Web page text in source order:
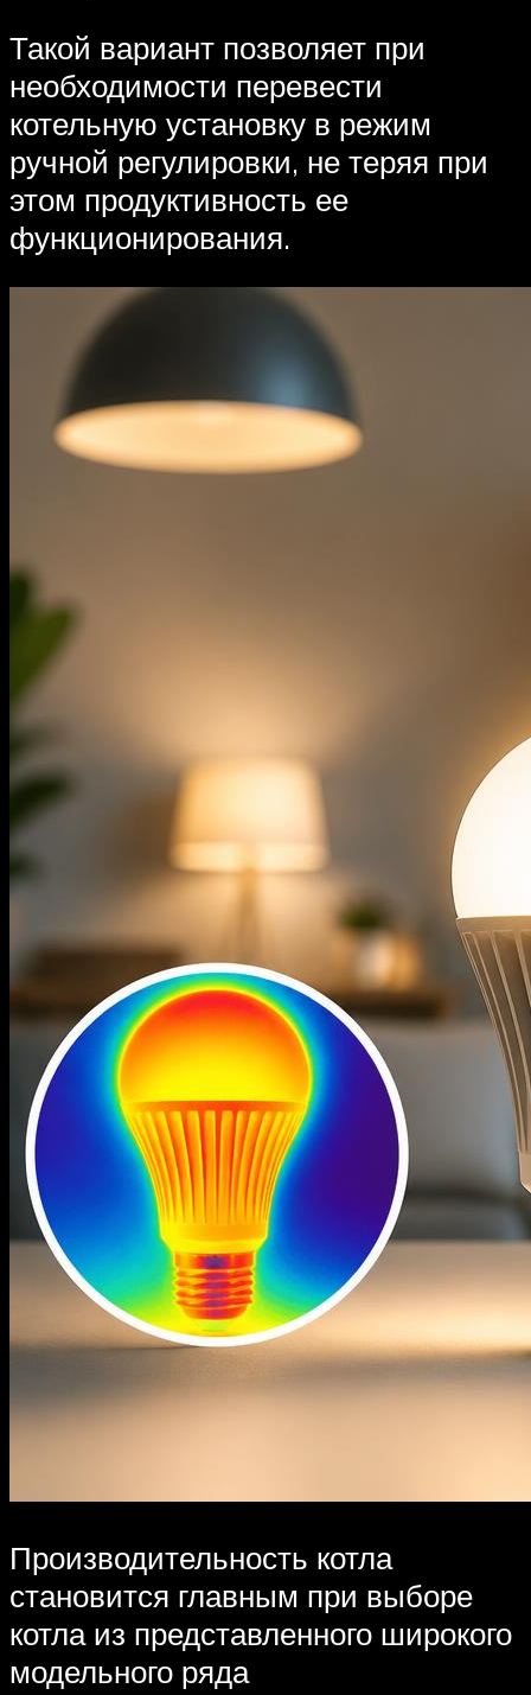
Такой вариант позволяет при
необходимости перевести
котельную установку в режим
ручной регулировки, не теряя при
этом продуктивность ее
функционирования.
Производительность котла
становится главным при выборе
котла из представленного широкого
модельного ряда